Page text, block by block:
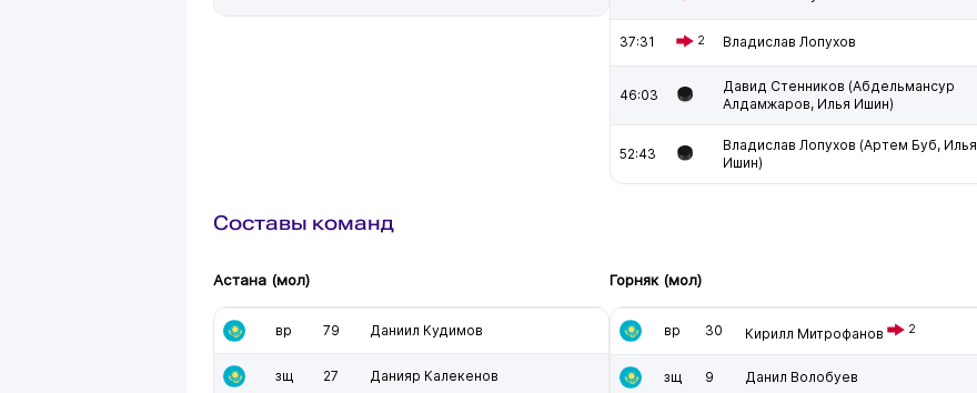
37:31 2 Владислав Лопухов
46:03
Давид Стенников (Абдельмансур
Алдамжаров, Илья Ишин)
52:43
Владислав Лопухов (Артем Буб, Илья
Ишин)
Составы команд
Астана (мол)
вр 79 Даниил Кудимов
зщ 27 Данияр Калекенов
Горняк (мол)
вр 30 Кирилл Митрофанов 2
зщ 9 Данил Волобуев